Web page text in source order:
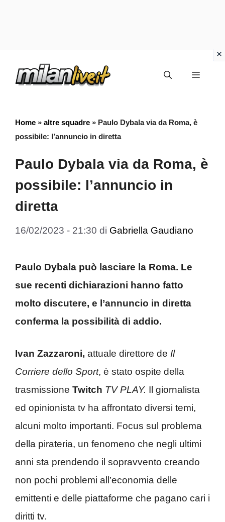
Menu
Home » altre squadre » Paulo Dybala via da Roma, è
possibile: l’annuncio in diretta
Paulo Dybala via da Roma, è
possibile: l’annuncio in
diretta
16/02/2023 - 21:30 di Gabriella Gaudiano
Paulo Dybala può lasciare la Roma. Le
sue recenti dichiarazioni hanno fatto
molto discutere, e l’annuncio in diretta
conferma la possibilità di addio.
Ivan Zazzaroni, attuale direttore de Il
Corriere dello Sport, è stato ospite della
trasmissione Twitch TV PLAY. Il giornalista
ed opinionista tv ha affrontato diversi temi,
alcuni molto importanti. Focus sul problema
della pirateria, un fenomeno che negli ultimi
anni sta prendendo il sopravvento creando
non pochi problemi all’economia delle
emittenti e delle piattaforme che pagano cari i
diritti tv.